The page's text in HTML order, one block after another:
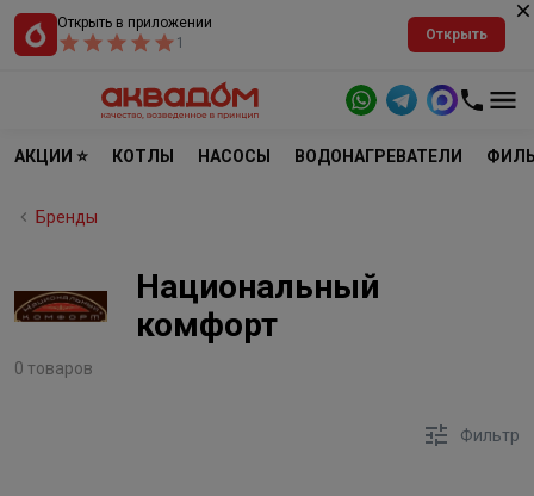
Открыть в приложении
1
Открыть
АКЦИИ ⭐ КОТЛЫ НАСОСЫ ВОДОНАГРЕВАТЕЛИ
Бренды
Национальный
комфорт
0 товаров
Фильтр